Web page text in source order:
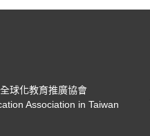
球化教育推廣協會
Association in Taiwan